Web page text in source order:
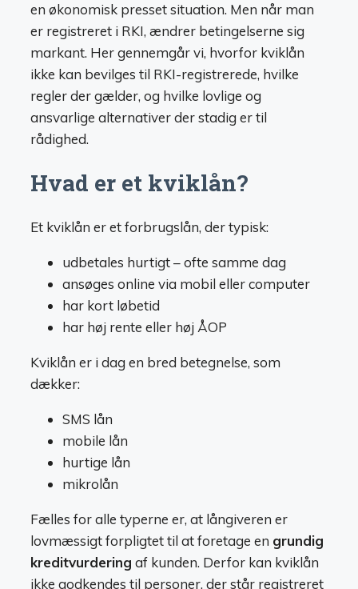
en økonomisk presset situation. Men når man
er registreret i RKI, ændrer betingelserne sig
markant. Her gennemgår vi, hvorfor kviklån
ikke kan bevilges til RKI-registrerede, hvilke
regler der gælder, og hvilke lovlige og
ansvarlige alternativer der stadig er til
rådighed.
Hvad er et kviklån?
Et kviklån er et forbrugslån, der typisk:
udbetales hurtigt – ofte samme dag
ansøges online via mobil eller computer
har kort løbetid
har høj rente eller høj ÅOP
Kviklån er i dag en bred betegnelse, som
dækker:
SMS lån
mobile lån
hurtige lån
mikrolån
Fælles for alle typerne er, at långiveren er
lovmæssigt forpligtet til at foretage en grundig
kreditvurdering af kunden. Derfor kan kviklån
ikke godkendes til personer, der står registreret